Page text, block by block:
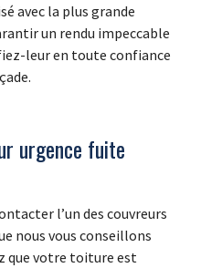
avec la plus grande
un rendu impeccable
leur en toute confiance
urgence fuite
l’un des couvreurs
nous vous conseillons
que votre toiture est